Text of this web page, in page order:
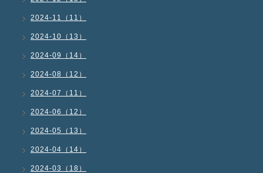
2024-11（11）
2024-10（13）
2024-09（14）
2024-08（12）
2024-07（11）
2024-06（12）
2024-05（13）
2024-04（14）
2024-03（18）